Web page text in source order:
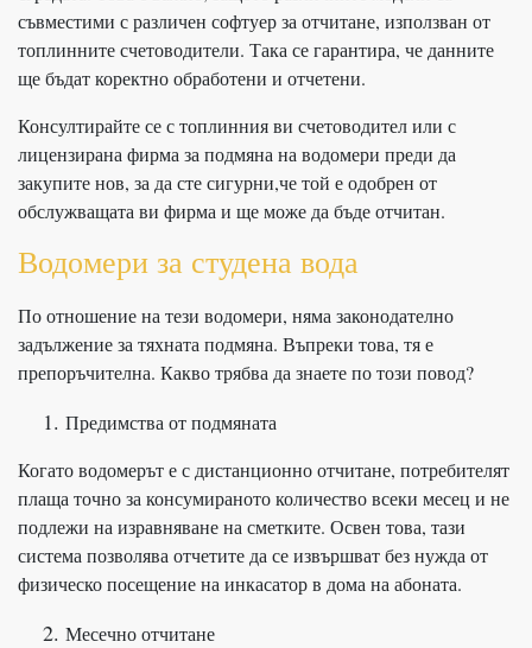
съвместими с различен софтуер за отчитане, използван от
топлинните счетоводители. Така се гарантира, че данните
ще бъдат коректно обработени и отчетени.
Консултирайте се с топлинния ви счетоводител или с
лицензирана фирма за подмяна на водомери преди да
закупите нов, за да сте сигурни,че той е одобрен от
обслужващата ви фирма и ще може да бъде отчитан.
Водомери за студена вода
По отношение на тези водомери, няма законодателно
задължение за тяхната подмяна. Въпреки това, тя е
препоръчителна. Какво трябва да знаете по този повод?
Предимства от подмяната
Когато водомерът е с дистанционно отчитане, потребителят
плаща точно за консумираното количество всеки месец и не
подлежи на изравняване на сметките. Освен това, тази
система позволява отчетите да се извършват без нужда от
физическо посещение на инкасатор в дома на абоната.
Месечно отчитане